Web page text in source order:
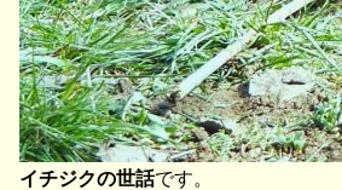
イチジクの世話です。